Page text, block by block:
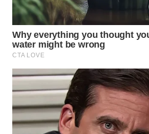
SUBANG
WN
SUKABUMI
WN
PURWAKARTA
WN
PRIANGAN
TIMUR